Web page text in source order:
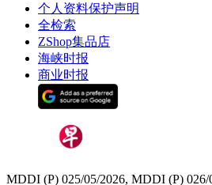
个人资料保护声明
全检索
ZShop集品店
海峡时报
商业时报
MDDI (P) 025/05/2026, MDDI (P) 026/